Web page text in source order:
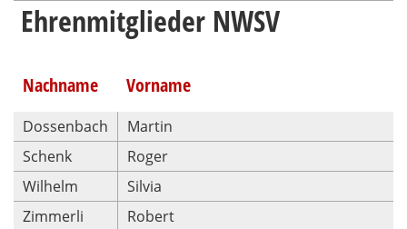
Ehrenmitglieder NWSV
Nachname Vorname
Dossenbach
Martin
Schenk
Roger
Wilhelm
Silvia
Zimmerli
Robert